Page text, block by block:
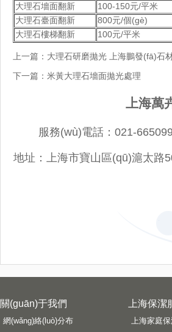
大理石墻面翻新
100-150元/平米
大理石臺面翻新
800元/個(gè)
大理石樓梯翻新
100元/平米
上一篇： 大理石研磨拋光 上海鵬發(fā)石
下一篇： 米黃大理石墻面拋光處理
上海
服務(wù)電話：021-
地址：上海市寶山區(qū)滬太路
關(guān)于我們
網(wǎng)絡(luò)分布
上海保潔
上海家庭